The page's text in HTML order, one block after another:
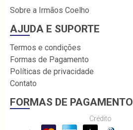
Sobre a Irmãos Coelho
AJUDA E SUPORTE
Termos e condições
Formas de Pagamento
Políticas de privacidade
Contato
FORMAS DE PAGAMENTO
Crédito